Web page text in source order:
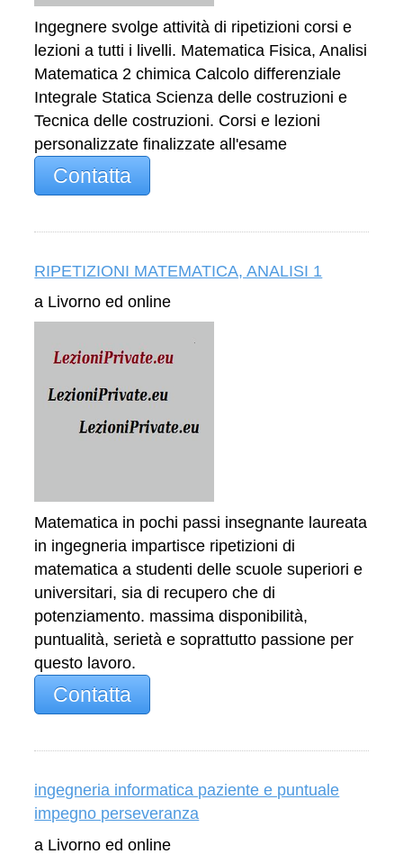
Ingegnere svolge attività di ripetizioni corsi e
lezioni a tutti i livelli. Matematica Fisica, Analisi
Matematica 2 chimica Calcolo differenziale
Integrale Statica Scienza delle costruzioni e
Tecnica delle costruzioni. Corsi e lezioni
personalizzate finalizzate all'esame
Contatta
RIPETIZIONI MATEMATICA, ANALISI 1
a Livorno ed online
Matematica in pochi passi insegnante laureata
in ingegneria impartisce ripetizioni di
matematica a studenti delle scuole superiori e
universitari, sia di recupero che di
potenziamento. massima disponibilità,
puntualità, serietà e soprattutto passione per
questo lavoro.
Contatta
ingegneria informatica paziente e puntuale
impegno perseveranza
a Livorno ed online